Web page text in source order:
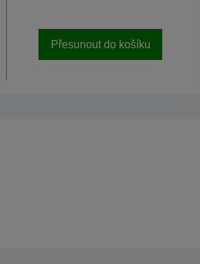
Přesunout do košíku